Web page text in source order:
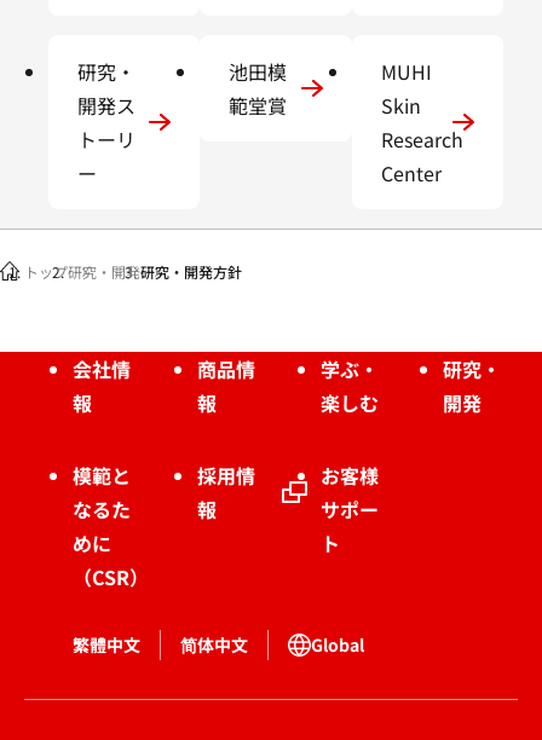
研究・
開発ス
トーリ
ー
池田模
範堂賞
MUHI
Skin
Research
Center
トップ研究・開発研究・開発方針
会社情
報
商品情
報
学ぶ・
楽しむ
研究・
開発
模範と
なるた
めに
（CSR）
採用情
報
お客様
サポー
ト
繁體中文 简体中文 Global